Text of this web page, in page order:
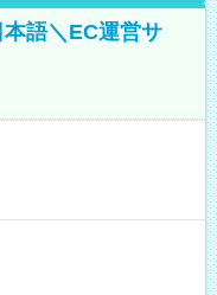
語＼EC運営サ